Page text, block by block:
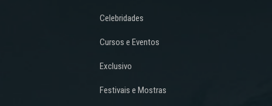
Celebridades
Cursos e Eventos
Exclusivo
Festivais e Mostras